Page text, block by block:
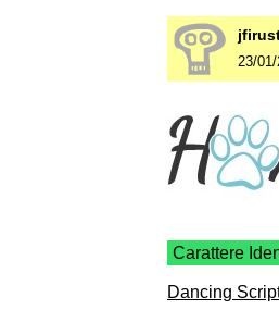
23/
Carattere
Dancing